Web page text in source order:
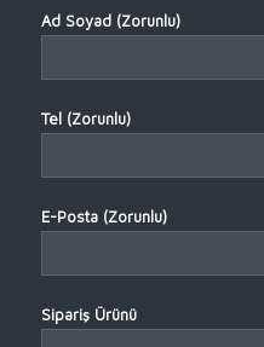
Ad Soyad (Zorunlu)
Tel (Zorunlu)
E-Posta (Zorunlu)
Sipariş Ürünü